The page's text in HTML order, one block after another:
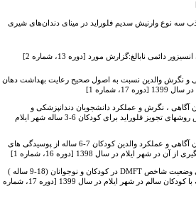
نوع وارنیش‌ سدیم فلوراید در مینای دندان‌های شیری
دائمی نابالغ:گزارش مورد [دوره 13، شماره 2]
نگرش والدین نسبت به اصول صحیح رعایت بهداشت دهان
، نگرش و عملکرد دانشجویان دندانپزشکی و
دندانپزشکان عمومی در خصوص روشهای تجویز فلوراید برای کودکان 6-3 ساله شهر ایلام
بررسی میزان آگاهی و عملکرد والدین کودکان 7-6 ساله از پوسیدگی های
ایلام در سال 1398 [دوره 16، شماره 1]
بررسی مقطعی وضعیت شاخص DMFT در کودکان و نوجوانان (18-9 ساله )
مبتلا به دیابت نوع 1، در مقایسه با کودکان سالم در شهر ایلام در سال 1399 [دوره 17، شماره